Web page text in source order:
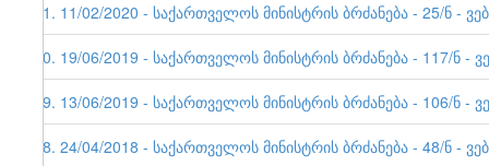
41. 11/02/2020 - საქართველოს მინისტრის ბრძანება - 25/ნ -
40. 19/06/2019 - საქართველოს მინისტრის ბრძანება - 117/ნ -
39. 13/06/2019 - საქართველოს მინისტრის ბრძანება - 106/ნ -
38. 24/04/2018 - საქართველოს მინისტრის ბრძანება - 48/ნ -